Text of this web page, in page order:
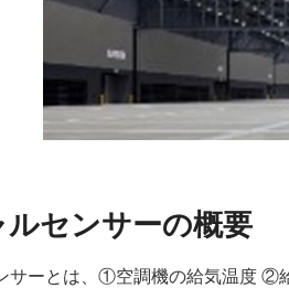
センサーの概要
サーとは、①空調機の給気温度